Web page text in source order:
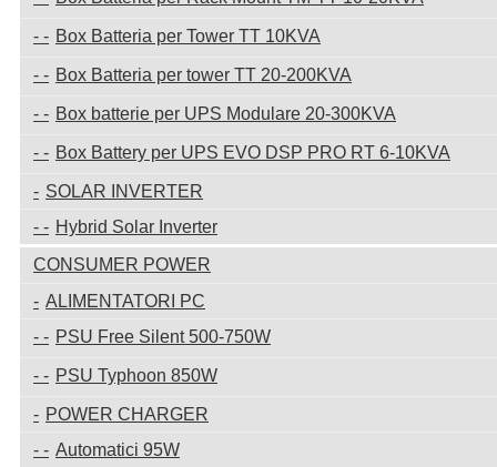
Box Batteria per Tower TT 10KVA
Box Batteria per tower TT 20-200KVA
Box batterie per UPS Modulare 20-300KVA
Box Battery per UPS EVO DSP PRO RT 6-10KVA
SOLAR INVERTER
Hybrid Solar Inverter
CONSUMER POWER
ALIMENTATORI PC
PSU Free Silent 500-750W
PSU Typhoon 850W
POWER CHARGER
Automatici 95W